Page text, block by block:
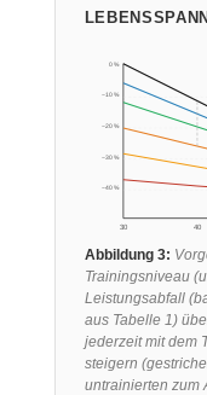
0 %
−10 %
−20 %
−30 %
−40 %
30 40
Abbildung 3:
Trainingsniveau
Leistungsabfall
aus Tabelle 1)
jederzeit mit dem
steigern
untrainierten zum